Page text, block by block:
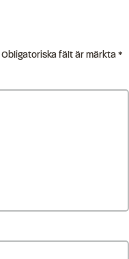
Obligatoriska fält är märkta*